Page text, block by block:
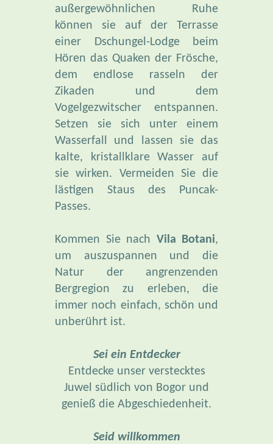
außergewöhnlichen Ruhe
können sie auf der Terrasse
einer Dschungel-Lodge beim
Hören das Quaken der Frösche,
dem endlose rasseln der
Zikaden und dem
Vogelgezwitscher entspannen.
Setzen sie sich unter einem
Wasserfall und lassen sie das
kalte, kristallklare Wasser auf
sie wirken. Vermeiden Sie die
lästigen Staus des Puncak-
Passes.
Kommen Sie nach Vila Botani,
um auszuspannen und die
Natur der angrenzenden
Bergregion zu erleben, die
immer noch einfach, schön und
unberührt ist.
Sei ein Entdecker
Entdecke unser verstecktes
Juwel südlich von Bogor und
genieß die Abgeschiedenheit.
Seid willkommen